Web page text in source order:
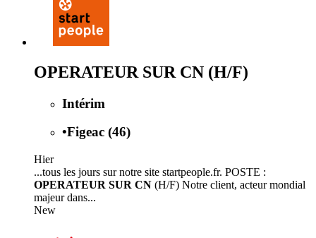
OPERATEUR SUR CN (H/F)
Intérim
•Figeac (46)
Hier
...tous les jours sur notre site startpeople.fr. POSTE :
OPERATEUR SUR CN (H/F) Notre client, acteur mondial
majeur dans...
New